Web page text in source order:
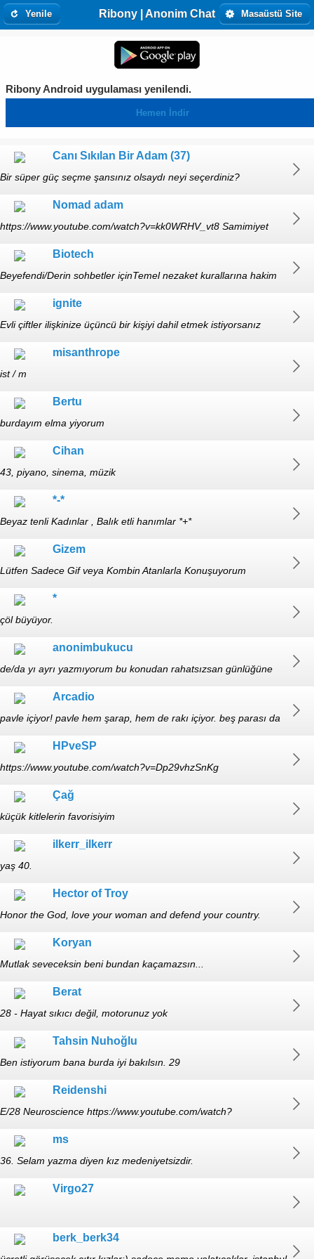
Ribony | Anonim Chat
Yenile Masaüstü Site
Ribony Android uygulaması yenilendi.
Hemen İndir
Canı Sıkılan Bir Adam (37)
Bir süper güç seçme şansınız olsaydı neyi seçerdiniz?
Nomad adam
https://www.youtube.com/watch?v=kk0WRHV_vt8 Samimiyet
gösterin, gülün. hafta içi 18:00-22:00 arası açık.
Biotech
Beyefendi/Derin sohbetler içinTemel nezaket kurallarına hakim
kaliteli vakit geçirmek isteyenler yazmazsam biraz bekleyin
ignite
Evli çiftler ilişkinize üçüncü bir kişiyi dahil etmek istiyorsanız
iletişim kurabilirsiniz. Güven, saygı, üslup ve gizlilik önemli. Yalnızca
misanthrope
ist / m
Bertu
burdayım elma yiyorum
Cihan
43, piyano, sinema, müzik
*-*
Beyaz tenli Kadınlar , Balık etli hanımlar *+*
Gizem
Lütfen Sadece Gif veya Kombin Atanlarla Konuşuyorum
*
çöl büyüyor.
anonimbukucu
de/da yı ayrı yazmıyorum bu konudan rahatsızsan günlüğüne
yazabilirsin 29/E
Arcadio
pavle içiyor! pavle hem şarap, hem de rakı içiyor. beş parası da
yok. 30-erkek
HPveSP
https://www.youtube.com/watch?v=Dp29vhzSnKg
Çağ
küçük kitlelerin favorisiyim
https://www.tumblr.com/blog/kocyigitcag vsco.co/kocyigitcag
ilkerr_ilkerr
yaş 40.
Hector of Troy
Honor the God, love your woman and defend your country.
Koryan
Mutlak seveceksin beni bundan kaçamazsın...
Berat
28 - Hayat sıkıcı değil, motorunuz yok
Tahsin Nuhoğlu
Ben istiyorum bana burda iyi bakılsın. 29
Reidenshi
E/28 Neuroscience https://www.youtube.com/watch?
ms
36. Selam yazma diyen kız medeniyetsizdir.
Virgo27
berk_berk34